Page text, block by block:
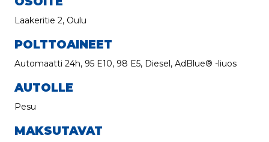
Laakeritie 2, Oulu
POLTTOAINEET
Automaatti 24h, 95 E10, 98 E5, Diesel, AdBlue® -liuos
AUTOLLE
Pesu
MAKSUTAVAT